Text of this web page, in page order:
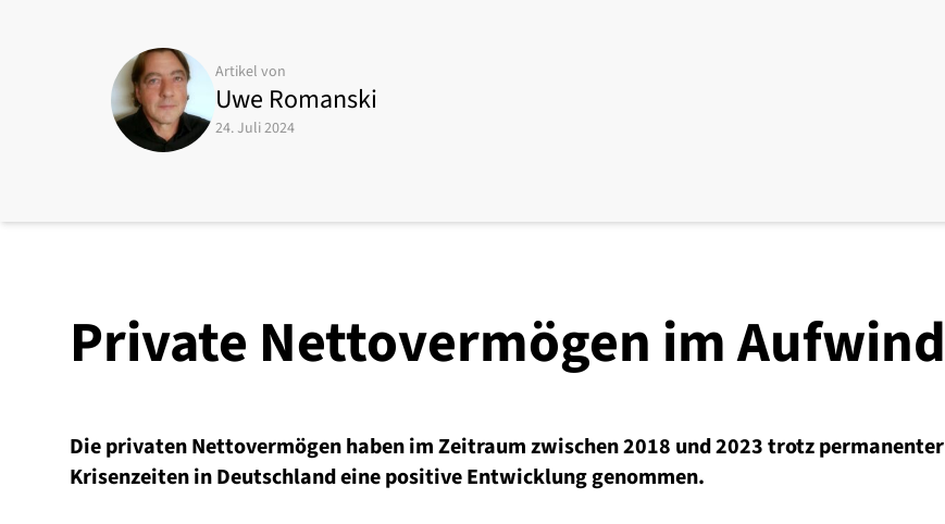
Artikel von
Uwe Romanski
24. Juli 2024
Private Nettovermögen im Aufwind
Die privaten Nettovermögen haben im Zeitraum zwischen 2018 und 2023 trotz permanenter
Krisenzeiten in Deutschland eine positive Entwicklung genommen.